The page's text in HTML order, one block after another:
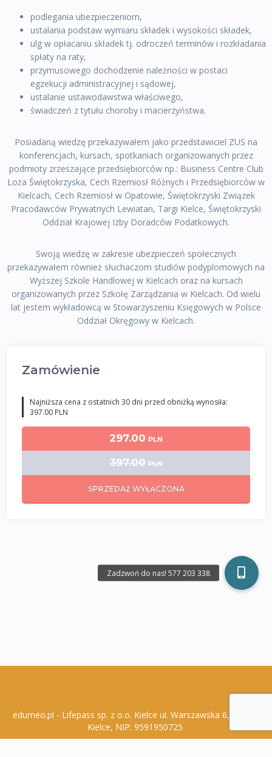
podlegania ubezpieczeniom,
ustalania podstaw wymiaru składek i wysokości składek,
ulg w opłacaniu składek tj. odroczeń terminów i rozkładania
spłaty na raty,
przymusowego dochodzenie należności w postaci
egzekucji administracyjnej i sądowej,
ustalanie ustawodawstwa właściwego,
świadczeń z tytułu choroby i macierzyństwa.
Posiadaną wiedzę przekazywałem jako przedstawiciel ZUS na
konferencjach, kursach, spotkaniach organizowanych przez
podmioty zrzeszające przedsiębiorców np.: Business Centre Club
Loża Świętokrzyska, Cech Rzemiosł Różnych i Przedsiębiorców w
Kielcach, Cech Rzemiosł w Opatowie, Świętokrzyski Związek
Pracodawców Prywatnych Lewiatan, Targi Kielce, Świętokrzyski
Oddział Krajowej Izby Doradców Podatkowych.
Swoją wiedzę w zakresie ubezpieczeń społecznych
przekazywałem również słuchaczom studiów podyplomowych na
Wyższej Szkole Handlowej w Kielcach oraz na kursach
organizowanych przez Szkołę Zarządzania w Kielcach. Od wielu
lat jestem wykładowcą w Stowarzyszeniu Księgowych w Polsce
Oddział Okręgowy w Kielcach.
Zamówienie
Najniższa cena z ostatnich 30 dni przed obniżką wynosiła:
397.00 PLN
297.00 PLN
397.00 PLN
SPRZEDAŻ WYŁĄCZONA
edumeo.pl - Lifepass sp. z o.o. Kielce ul. Warszawska 6, 25-306
Kielce, NIP: 9591950725